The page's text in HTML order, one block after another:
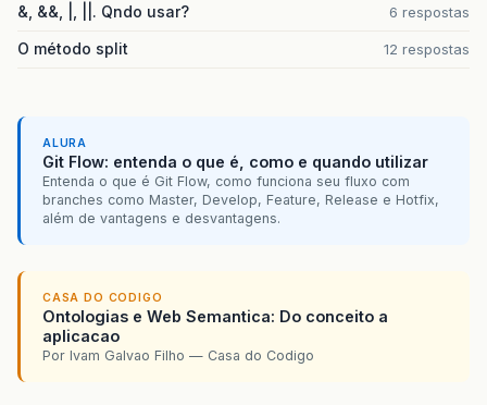
&, &&, |, ||. Qndo usar? 6 respostas
O método split 12 respostas
ALURA
Git Flow: entenda o que é, como e quando utilizar
Entenda o que é Git Flow, como funciona seu fluxo com
branches como Master, Develop, Feature, Release e Hotfix,
além de vantagens e desvantagens.
CASA DO CODIGO
Ontologias e Web Semantica: Do conceito a
aplicacao
Por Ivam Galvao Filho — Casa do Codigo